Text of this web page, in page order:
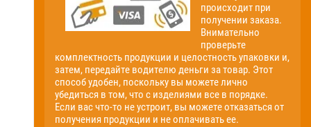
происходит при
получении заказа.
Внимательно
проверьте
комплектность продукции и целостность упаковки и,
затем, передайте водителю деньги за товар. Этот
способ удобен, поскольку вы можете лично
убедиться в том, что с изделиями все в порядке.
Если вас что-то не устроит, вы можете отказаться от
получения продукции и не оплачивать ее.